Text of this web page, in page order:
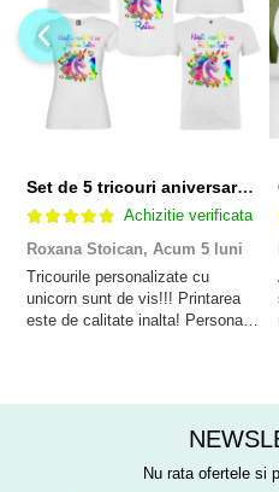
Set de 5 tricouri aniversare pentru nasi, parinti si copil, personalizate cu nume, varsta si mesaj "Motivul fericirii lor" model Unicorn
Achizitie verificata
Roxana Stoican, Acum 5 luni
Tricourile personalizate cu
unicorn sunt de vis!!! Printarea
este de calitate inalta! Personalul
anisor!
Nu rata ofertele si